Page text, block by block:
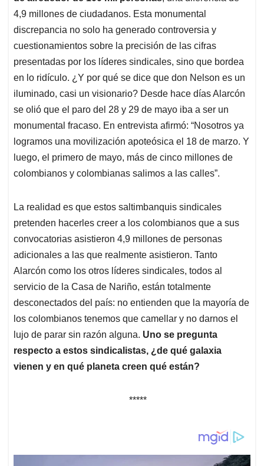
4,9 millones de ciudadanos. Esta monumental
discrepancia no solo ha generado controversia y
cuestionamientos sobre la precisión de las cifras
presentadas por los líderes sindicales, sino que bordea
en lo ridículo. ¿Y por qué se dice que don Nelson es un
iluminado, casi un visionario? Desde hace días Alarcón
se olió que el paro del 28 y 29 de mayo iba a ser un
monumental fracaso. En entrevista afirmó: “Nosotros ya
logramos una movilización apoteósica el 18 de marzo. Y
luego, el primero de mayo, más de cinco millones de
colombianos y colombianas salimos a las calles”.
La realidad es que estos saltimbanquis sindicales
pretenden hacerles creer a los colombianos que a sus
convocatorias asistieron 4,9 millones de personas
adicionales a las que realmente asistieron. Tanto
Alarcón como los otros líderes sindicales, todos al
servicio de la Casa de Nariño, están totalmente
desconectados del país: no entienden que la mayoría de
los colombianos tenemos que camellar y no darnos el
lujo de parar sin razón alguna. Uno se pregunta
respecto a estos sindicalistas, ¿de qué galaxia
vienen y en qué planeta creen qué están?
*****